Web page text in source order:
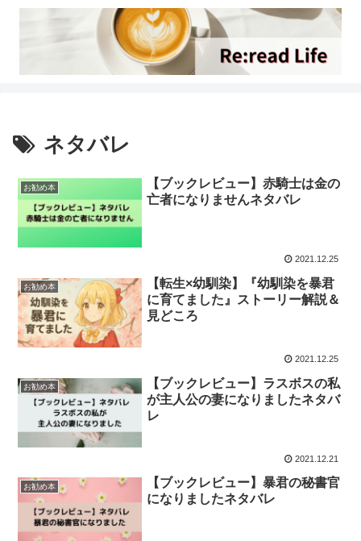
ネタバレ
お勧め本
【ブックレビュー】赤騎士は金の
亡者になりませんネタバレ
2021.12.25
お勧め本
【転生×幼馴染】『幼馴染を暴君
に育てました』ストーリー解説＆
見どころ
2021.12.25
お勧め本
【ブックレビュー】ラスボスの私
が主人公の妻になりましたネタバ
レ
2021.12.21
お勧め本
【ブックレビュー】暴君の秘書官
になりましたネタバレ